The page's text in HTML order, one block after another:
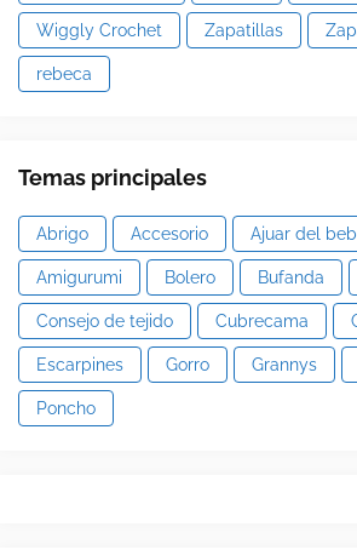
Wiggly Crochet Zapatillas
rebeca
Temas principales
Abrigo Accesorio Ajuar del
Amigurumi Bolero Bufanda
Consejo de tejido Cubrecama
Escarpines Gorro Grannys
Poncho